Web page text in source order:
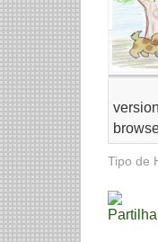
version
Tipo de